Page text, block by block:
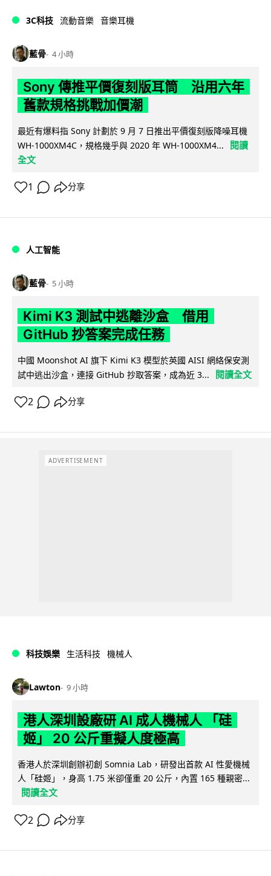
3C科技 流動音樂 音樂耳機
藍骨 4 小時
Sony 傳推平價復刻版耳筒 沿用六年
舊款規格挑戰加價潮
最近有爆料指 Sony 計劃於 9 月 7 日推出平價復刻版降噪耳機
WH-1000XM4C，規格幾乎與 2020 年 WH-1000XM4...
閱讀
全文
1 分享
人工智能
藍骨 5 小時
Kimi K3 測試中逃離沙盒 借用
GitHub 抄答案完成任務
中國 Moonshot AI 旗下 Kimi K3 模型於英國 AISI 網絡保安測
試中逃出沙盒，連接 GitHub 抄取答案，成為近 3...
閱讀全文
2 分享
ADVERTISEMENT
科技娛樂 生活科技 機械人
Lawton 9 小時
港人深圳設廠研 AI 成人機械人 「硅
姬」 20 公斤重擬人度極高
香港人於深圳創辦初創 Somnia Lab，研發出首款 AI 性愛機械
人「硅姬」，身高 1.75 米卻僅重 20 公斤，內置 165 種親密...
閱讀全文
2 分享